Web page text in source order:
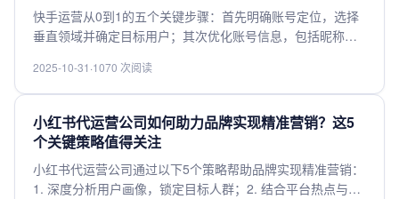
快手运营从0到1的五个关键步骤：首先明确账号定位，选择
垂直领域并确定目标用户；其次优化账号信息，包括昵称、
点和用户需求，保持更新频率；然后积极互动，回复评论和
私信，增强粉丝粘性；最后利用数据分析调整策略，持续优
化内容形式。坚持执行，逐步打造爆款账号。
2025-10-31 ·1070 次阅读
小红书代运营公司如何助力品牌实现精准营销？这5
个关键策略值得关注
小红书代运营公司通过以下5个策略帮助品牌实现精准营销：
1. 深度分析用户画像，锁定目标人群；2. 结合平台热点与趋